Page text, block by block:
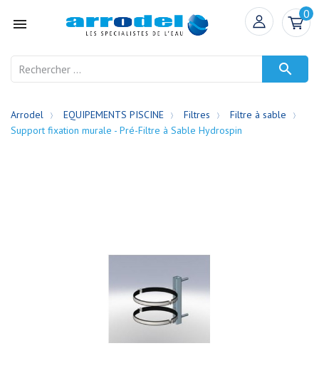

0

Arrodel EQUIPEMENTS PISCINE Filtres
Filtre à sable
Support fixation murale - Pré-Filtre à Sable Hydrospin